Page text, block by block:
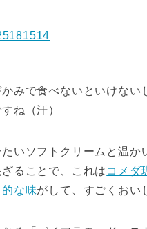
みで食べないといけない
ね（汗）
たいソフトクリームと温か
ることで、これは コメダ
的な味がして、すごくおい